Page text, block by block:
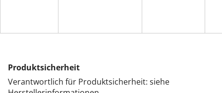
Produktsicherheit
Verantwortlich für Produktsicherheit: siehe